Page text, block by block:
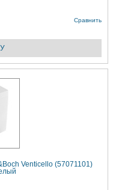
Сравнить
Venticello (57071101)